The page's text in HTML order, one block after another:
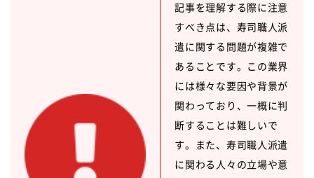
記事を理解する際に注意
すべき点は、寿司職人派
遣に関する問題が複雑で
あることです。この業界
には様々な要因や背景が
関わっており、一概に判
断することは難しいで
す。また、寿司職人派遣
に関わる人々の立場や意